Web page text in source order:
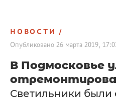
НОВОСТИ
Опубликовано 26 марта 2019,
В Подмосковье
Светильники были